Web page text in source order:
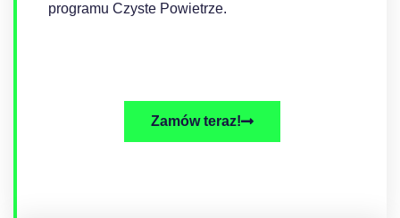
programu Czyste Powietrze.
Zamów teraz!